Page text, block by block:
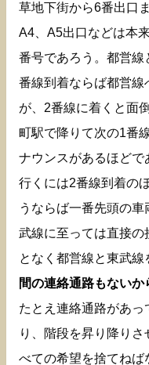
草地下街から6番出口
A4、A5出口などは本
番号であろう。都営
番線到着ならば都営
が、2番線に着くと面
町駅で降りて次の1番
ナウンスがあるほどで
行くには2番線到着の
うならば一番先頭の
武線に至っては直接の
となく都営線と東武線
間の連絡通路もない
たとえ連絡通路があ
り、階段を昇り降り
べての希望を捨てね